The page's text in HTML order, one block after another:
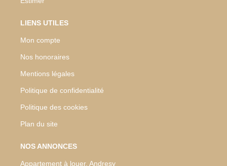
LIENS UTILES
Mon compte
Nos honoraires
Mentions légales
Politique de confidentialité
Politique des cookies
Plan du site
NOS ANNONCES
Appartement à louer, Andresy